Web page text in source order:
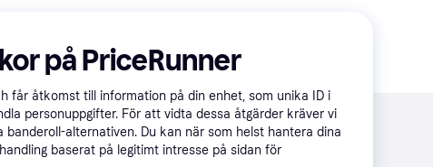
Rekommenderad
på PriceRunner
får åtkomst till information på din enhet, som unika ID i
personuppgifter. För att vidta dessa åtgärder kräver vi
alternativen. Du kan när som helst hantera dina
baserat på legitimt intresse på sidan för